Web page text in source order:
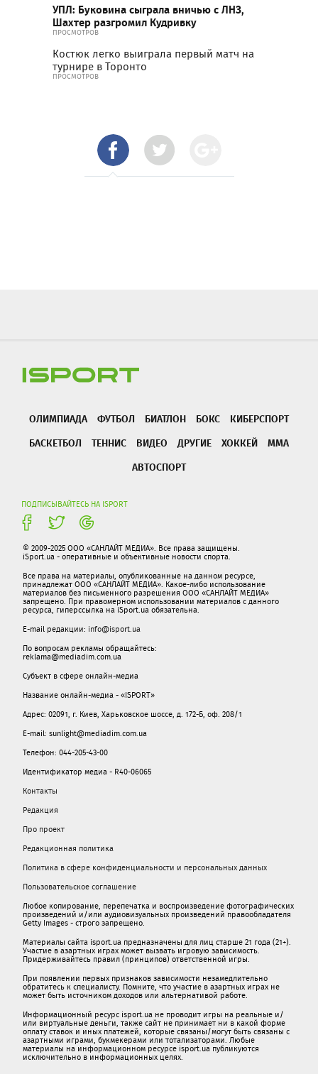
УПЛ: Буковина сыграла вничью с ЛНЗ,
Шахтер разгромил Кудривку
ПРОСМОТРОВ
Костюк легко выиграла первый матч на
турнире в Торонто
ПРОСМОТРОВ
ОЛИМПИАДА ФУТБОЛ БИАТЛОН БОКС
КИБЕРСПОРТ
БАСКЕТБОЛ
ТЕННИС ВИДЕО ДРУГИЕ ХОККЕЙ
ММА
АВТОСПОРТ
ПОДПИСЫВАЙТЕСЬ НА ISPORT
© 2009-2025 ООО «САНЛАЙТ МЕДИА». Все права защищены.
iSport.ua - оперативные и объективные новости спорта.
Все права на материалы, опубликованные на данном ресурсе,
принадлежат ООО «САНЛАЙТ МЕДИА». Какое-либо использование
материалов без письменного разрешения ООО «САНЛАЙТ МЕДИА»
запрещено. При правомерном использовании материалов с данного
ресурса, гиперссылка на iSport.ua обязательна.
E-mail редакции: info@isport.ua
По вопросам рекламы обращайтесь:
reklama@mediadim.com.ua
Субъект в сфере онлайн-медиа
Название онлайн-медиа - «ISPORT»
Адрес: 02091, г. Киев, Харьковское шоссе, д. 172-Б, оф. 208/1
E-mail: sunlight@mediadim.com.ua
Телефон: 044-205-43-00
Идентификатор медиа - R40-06065
Контакты
Редакция
Про проект
Редакционная политика
Политика в сфере конфиденциальности и персональных данных
Пользовательское соглашение
Любое копирование, перепечатка и воспроизведение фотографических
произведений и/или аудиовизуальных произведений правообладателя
Getty Images - строго запрещено.
Материалы сайта isport.ua предназначены для лиц старше 21 года (21+).
Участие в азартных играх может вызвать игровую зависимость.
Придерживайтесь правил (принципов) ответственной игры.
При появлении первых признаков зависимости незамедлительно
обратитесь к специалисту. Помните, что участие в азартных играх не
может быть источником доходов или альтернативой работе.
Информационный ресурс isport.ua не проводит игры на реальные и/
или виртуальные деньги, также сайт не принимает ни в какой форме
oплaту ставок и иных платежей, которые связаны/могут быть связаны c
азартными игрaми, букмекерами или тотализаторами. Любые
материалы на информационном ресурсе isport.ua публикуютcя
исключительно в информационных целях.